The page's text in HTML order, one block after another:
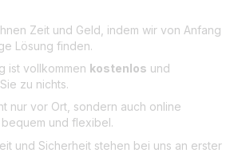
Zeit und Geld, indem wir von Anfang
Lösung finden.
ist vollkommen kostenlos und
zu nichts.
nur vor Ort, sondern auch online
und flexibel.
und Sicherheit stehen bei uns an erster